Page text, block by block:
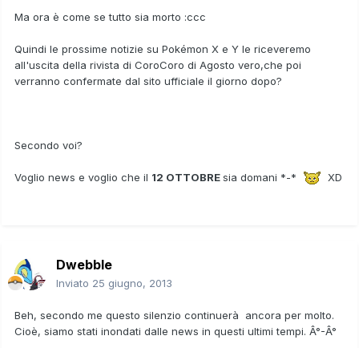
Ma ora è come se tutto sia morto :ccc
Quindi le prossime notizie su Pokémon X e Y le riceveremo
all'uscita della rivista di CoroCoro di Agosto vero,che poi
verranno confermate dal sito ufficiale il giorno dopo?
Secondo voi?
Voglio news e voglio che il 12 OTTOBREsia domani *-* XD
Dwebble
Inviato 25 giugno, 2013
Beh, secondo me questo silenzio continuerà ancora per molto.
Cioè, siamo stati inondati dalle news in questi ultimi tempi. Â°-Â°